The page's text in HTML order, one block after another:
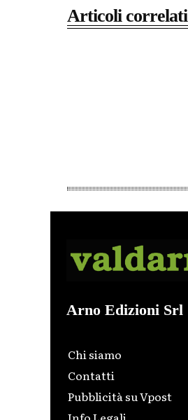
Articoli correlati
Arno Edizioni Srl
Chi siamo
Contatti
Pubblicità su Vpost